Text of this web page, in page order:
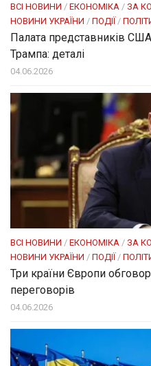
ВСІ НОВИНИ / ЕКОНОМІКА / ЗА
НОВИНИ УКРАЇНИ / ПОДІЇ /
Палата представників
Трампа: деталі
04.06.2026
ВСІ НОВИНИ / ЕКОНОМІКА / ЗА
НОВИНИ УКРАЇНИ / ПОДІЇ /
Три країни Європи
переговорів
04.06.2026